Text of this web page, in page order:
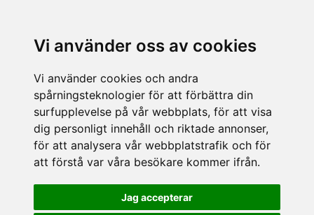
Vi använder oss av cookies
Vi använder cookies och andra
spårningsteknologier för att förbättra din
surfupplevelse på vår webbplats, för att visa
dig personligt innehåll och riktade annonser,
för att analysera vår webbplatstrafik och för
att förstå var våra besökare kommer ifrån.
Jag accepterar